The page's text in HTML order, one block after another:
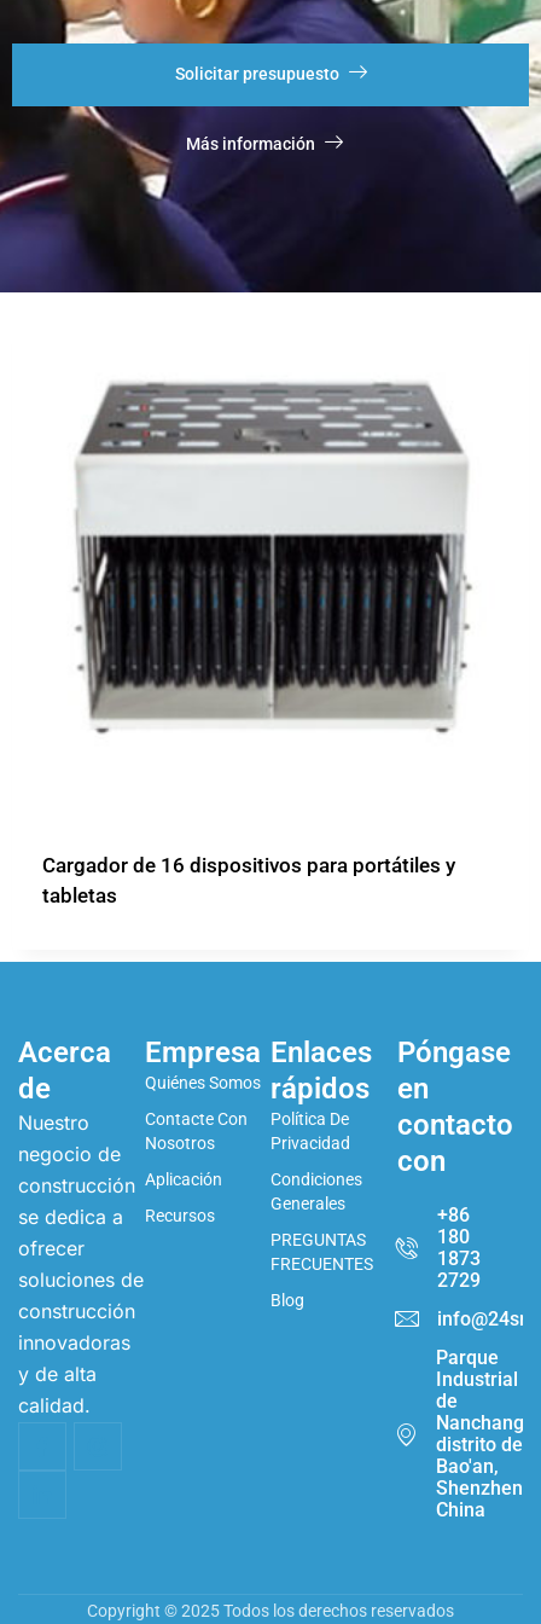
Solicitar presupuesto
Más información
Cargador de 16 dispositivos para portátiles y
tabletas
Acerca
de
Nuestro
negocio de
construcción
se dedica a
ofrecer
soluciones de
construcción
innovadoras
y de alta
calidad.
Empresa
Quiénes Somos
Contacte Con
Nosotros
Aplicación
Recursos
Enlaces
rápidos
Política De
Privacidad
Condiciones
Generales
PREGUNTAS
FRECUENTES
Blog
Póngase
en
contacto
con
+86
180
1873
2729
Parque
Industrial
de
Nanchang,
distrito de
Bao'an,
Shenzhen,
China
Copyright © 2025 Todos los derechos reservados